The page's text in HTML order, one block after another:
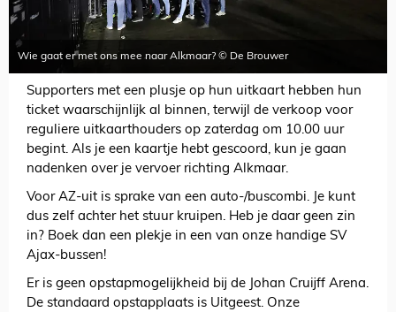
Wie gaat er met ons mee naar Alkmaar? © De Brouwer
Supporters met een plusje op hun uitkaart hebben hun
ticket waarschijnlijk al binnen, terwijl de verkoop voor
reguliere uitkaarthouders op zaterdag om 10.00 uur
begint. Als je een kaartje hebt gescoord, kun je gaan
nadenken over je vervoer richting Alkmaar.
Voor AZ-uit is sprake van een auto-/buscombi. Je kunt
dus zelf achter het stuur kruipen. Heb je daar geen zin
in? Boek dan een plekje in een van onze handige SV
Ajax-bussen!
Er is geen opstapmogelijkheid bij de Johan Cruijff Arena.
De standaard opstapplaats is Uitgeest. Onze